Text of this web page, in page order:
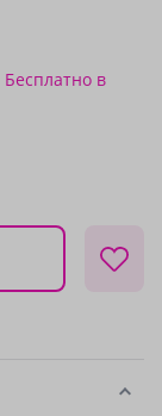
Бесплатно в